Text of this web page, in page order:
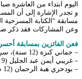
اليوم ابتداء من العاشرة
مسابقة “الكتابة
وعن المشاركات فقد ذكر
فعن الفائزين بمسابقة
– جماني كنزة (12 سنة)، سراردي ولاء (13 سنة) وجماني محمد نذير (08 سنوات) من ولاية تيارت، عن العرض الجماعي “بَركة رمضان”.
– غريبي أيمن عبد الجليل (9 سنوات) من ولاية المدية، عن العرض الانفرادي “أهلاً برمضان”.
– بودحري هبة الرحمان (12 سنة)، قرمام عادل (10 سنوات)، بودحري ياسين (12 سنة) من ولاية معسكر، عن العرض الجماعي “حِكايَة جدَّتي”.